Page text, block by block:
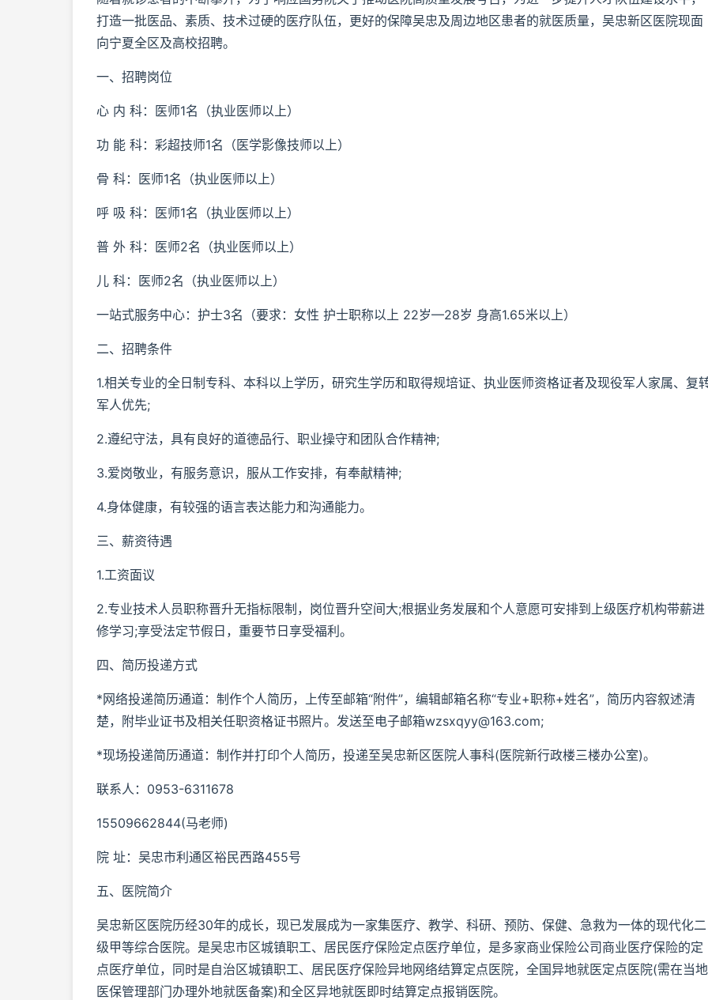
打造一批医品、素质、技术过硬的医疗队伍，更好的保障吴忠及周边地区患者的就医质量，吴忠新区医院现面
向宁夏全区及高校招聘。
一、招聘岗位
心 内 科：医师1名（执业医师以上）
功 能 科：彩超技师1名（医学影像技师以上）
骨 科：医师1名（执业医师以上）
呼 吸 科：医师1名（执业医师以上）
普 外 科：医师2名（执业医师以上）
儿 科：医师2名（执业医师以上）
一站式服务中心：护士3名（要求：女性 护士职称以上 22岁—28岁 身高1.65米以上）
二、招聘条件
1.相关专业的全日制专科、本科以上学历，研究生学历和取得规培证、执业医师资格证者及现役军人家属、复
军人优先;
2.遵纪守法，具有良好的道德品行、职业操守和团队合作精神;
3.爱岗敬业，有服务意识，服从工作安排，有奉献精神;
4.身体健康，有较强的语言表达能力和沟通能力。
三、薪资待遇
1.工资面议
2.专业技术人员职称晋升无指标限制，岗位晋升空间大;根据业务发展和个人意愿可安排到上级医疗机构带薪进
修学习;享受法定节假日，重要节日享受福利。
四、简历投递方式
*网络投递简历通道：制作个人简历，上传至邮箱“附件”，编辑邮箱名称“专业+职称+姓名”，简历内容叙述清
楚，附毕业证书及相关任职资格证书照片。发送至电子邮箱wzsxqyy@163.com;
*现场投递简历通道：制作并打印个人简历，投递至吴忠新区医院人事科(医院新行政楼三楼办公室)。
联系人：0953-6311678
15509662844(马老师)
院 址：吴忠市利通区裕民西路455号
五、医院简介
吴忠新区医院历经30年的成长，现已发展成为一家集医疗、教学、科研、预防、保健、急救为一体的现代化二
级甲等综合医院。是吴忠市区城镇职工、居民医疗保险定点医疗单位，是多家商业保险公司商业医疗保险的定
点医疗单位，同时是自治区城镇职工、居民医疗保险异地网络结算定点医院，全国异地就医定点医院(需在当地
医保管理部门办理外地就医备案)和全区异地就医即时结算定点报销医院。